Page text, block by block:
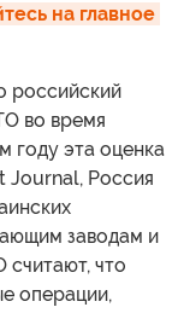
на главное
российский
во время
году эта оценка
Journal, Россия
заводам и
что
операции,